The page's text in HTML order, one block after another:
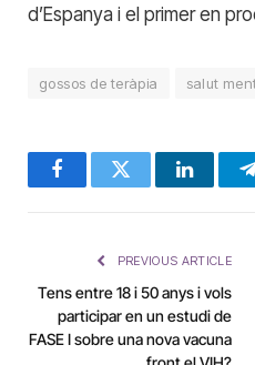
d’Espanya i el primer en
gossos de teràpia salut
FacebookTwitter
PREVIOUS ARTICLE
Tens entre 18 i 50 anys i vols
participar en un estudi de
FASE I sobre una nova vacuna